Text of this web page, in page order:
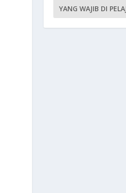
YANG WAJIB DI